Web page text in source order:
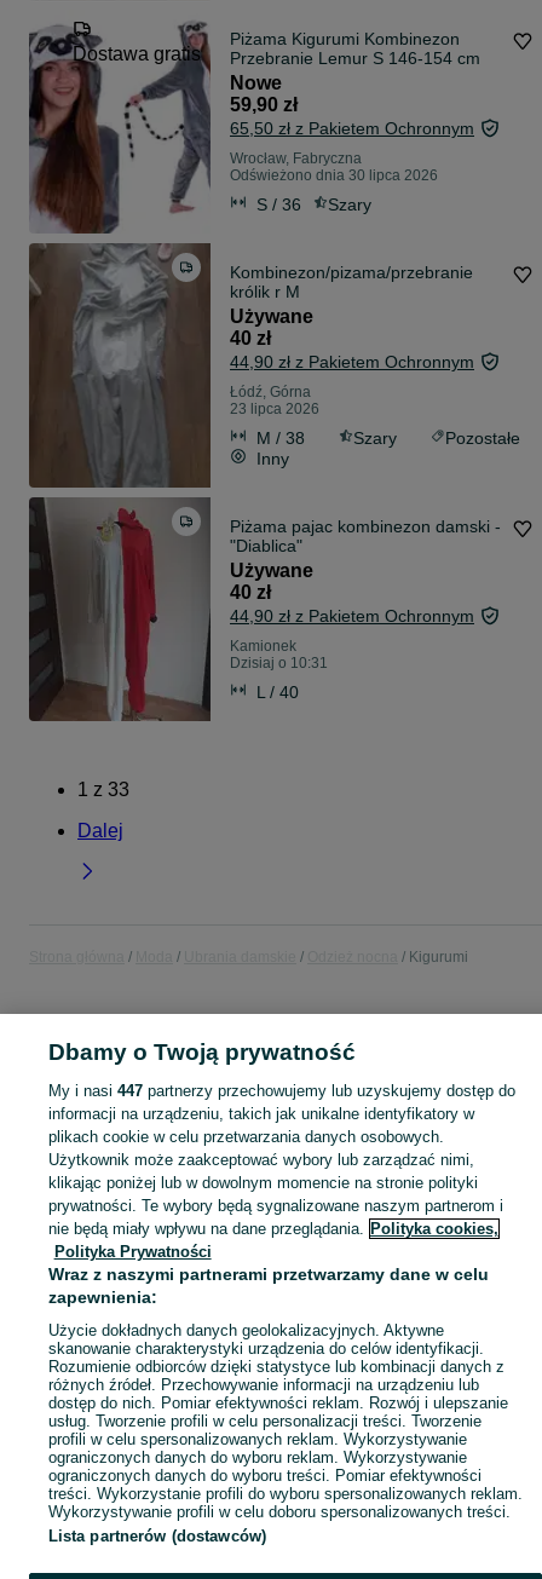
Dostawa gratis
Piżama Kigurumi Kombinezon
Przebranie Lemur S 146-154 cm
Nowe
59,90 zł
65,50 zł z Pakietem Ochronnym
Wrocław, Fabryczna
Odświeżono dnia 30 lipca 2026
S / 36 Szary
Kombinezon/pizama/przebranie
królik r M
Używane
40 zł
44,90 zł z Pakietem Ochronnym
Łódź, Górna
23 lipca 2026
M / 38 Szary
Pozostałe
Inny
Piżama pajac kombinezon damski -
"Diablica"
Używane
40 zł
44,90 zł z Pakietem Ochronnym
Kamionek
Dzisiaj o 10:31
L / 40
1 z 33
Dalej
Kigurumi
KATEGORIA
Szeroki wybór kigurumi damskich w Polsce ▶️ Różne materiały, kolory i wzory ✅ Nowe i używane w dobrych cenach ✌ Sprawdź oferty na OLX.pl!
Mapa kategorii
Mapa miejscowości
Mapa ministron
Popularne wyszukiwania
Dbamy o Twoją prywatność
My i nasi 447partnerzy przechowujemy lub uzyskujemy dostęp do
informacji na urządzeniu, takich jak unikalne identyfikatory w
plikach cookie w celu przetwarzania danych osobowych.
Użytkownik może zaakceptować wybory lub zarządzać nimi,
klikając poniżej lub w dowolnym momencie na stronie polityki
prywatności. Te wybory będą sygnalizowane naszym partnerom i
nie będą miały wpływu na dane przeglądania. Polityka cookies,
Polityka Prywatności
Wraz z naszymi partnerami przetwarzamy dane w celu
zapewnienia:
Użycie dokładnych danych geolokalizacyjnych. Aktywne
skanowanie charakterystyki urządzenia do celów identyfikacji.
Rozumienie odbiorców dzięki statystyce lub kombinacji danych z
różnych źródeł. Przechowywanie informacji na urządzeniu lub
dostęp do nich. Pomiar efektywności reklam. Rozwój i ulepszanie
usług. Tworzenie profili w celu personalizacji treści. Tworzenie
profili w celu spersonalizowanych reklam. Wykorzystywanie
ograniczonych danych do wyboru reklam. Wykorzystywanie
ograniczonych danych do wyboru treści. Pomiar efektywności
treści. Wykorzystanie profili do wyboru spersonalizowanych reklam.
Wykorzystywanie profili w celu doboru spersonalizowanych treści.
Lista partnerów (dostawców)